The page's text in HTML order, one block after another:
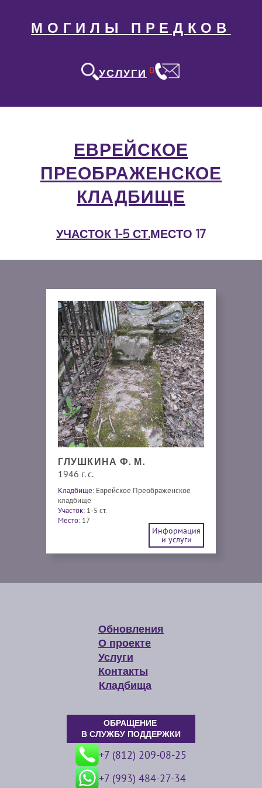
МОГИЛЫ ПРЕДКОВ
УСЛУГИ 0
ЕВРЕЙСКОЕ
ПРЕОБРАЖЕНСКОЕ
КЛАДБИЩЕ
УЧАСТОК 1-5 СТ.МЕСТО 17
ГЛУШКИНА Ф. М.
1946 г. с.
Кладбище: Еврейское Преображенское
кладбище
Участок: 1-5 ст.
Место: 17
Информация
и услуги
Обновления
О проекте
Услуги
Контакты
Кладбища
ОБРАЩЕНИЕ
В СЛУЖБУ ПОДДЕРЖКИ
+7 (812) 209-08-25
+7 (993) 484-27-34